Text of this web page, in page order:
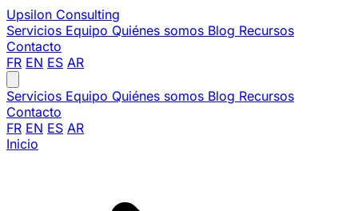
Upsilon Consulting
Servicios Equipo Quiénes somos Blog Recursos
Contacto
FR EN ES AR
Servicios Equipo Quiénes somos Blog Recursos
Contacto
FR EN ES AR
Inicio